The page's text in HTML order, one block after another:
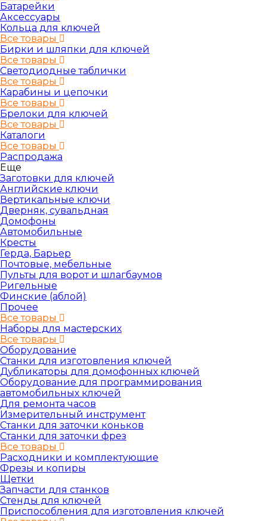
Батарейки
Аксессуары
Кольца для ключей
Все товары
Бирки и шляпки для ключей
Все товары
Светодиодные таблички
Все товары
Карабины и цепочки
Все товары
Брелоки для ключей
Все товары
Каталоги
Все товары
Распродажа
Еще
Заготовки для ключей
Английские ключи
Вертикальные ключи
Дверняк, сувальдная
Домофоны
Автомобильные
Кресты
Герда, Барьер
Почтовые, мебельные
Пульты для ворот и шлагбаумов
Ригельные
Финские (аблой)
Прочее
Все товары
Наборы для мастерских
Все товары
Оборудование
Станки для изготовления ключей
Дубликаторы для домофонных ключей
Оборудование для программирования
автомобильных ключей
Для ремонта часов
Измерительный инструмент
Станки для заточки коньков
Станки для заточки фрез
Все товары
Расходники и комплектующие
Фрезы и копиры
Щетки
Запчасти для станков
Стенды для ключей
Приспособления для изготовления ключей